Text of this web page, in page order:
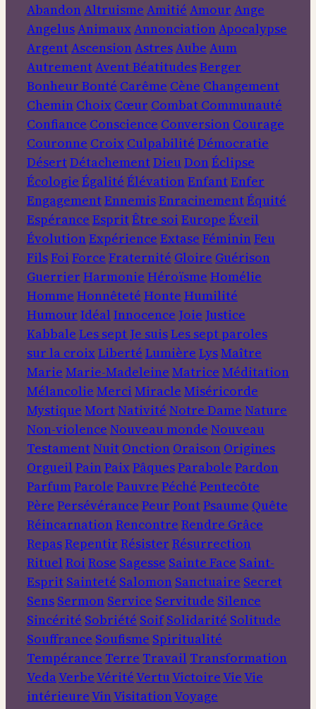
AbandonAltruisme Amitié Amour Ange
AngelusAnimauxAnnonciationApocalypse
ArgentAscensionAstresAube Aum
AutrementAventBéatitudesBerger
Bonheur Bonté Carême Cène Changement
Chemin Choix Cœur Combat Communauté
Confiance Conscience Conversion Courage
Couronne Croix Culpabilité Démocratie
DésertDétachementDieuDonÉclipse
Écologie Égalité ÉlévationEnfantEnfer
EngagementEnnemisEnracinementÉquité
Espérance EspritÊtre soi Europe Éveil
ÉvolutionExpérience Extase FémininFeu
FilsFoi Force Fraternité Gloire Guérison
Guerrier Harmonie Héroïsme Homélie
Homme Honnêteté Honte Humilité
Humour Idéal Innocence Joie Justice
Kabbale Les sept Je suisLes sept paroles
sur la croixLiberté Lumière LysMaître
Marie Marie-Madeleine Matrice Méditation
Mélancolie Merci Miracle Miséricorde
Mystique MortNativité Notre Dame Nature
Non-violence Nouveau monde Nouveau
TestamentNuit Onction Oraison Origines
Orgueil PainPaixPâquesParabole Pardon
ParfumParole Pauvre Péché Pentecôte
Père Persévérance Peur PontPsaume Quête
RéincarnationRencontre Rendre Grâce
RepasRepentir Résister Résurrection
Rituel Roi Rose Sagesse Sainte Face Saint-
Esprit Sainteté Salomon Sanctuaire Secret
Sens Sermon Service Servitude Silence
Sincérité Sobriété Soif Solidarité Solitude
Souffrance Soufisme Spiritualité
Tempérance Terre Travail Transformation
VedaVerbeVéritéVertuVictoireVieVie
intérieureVinVisitationVoyage